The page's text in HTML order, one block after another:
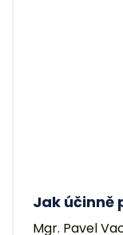
Jak účinně
Mgr. Pavel